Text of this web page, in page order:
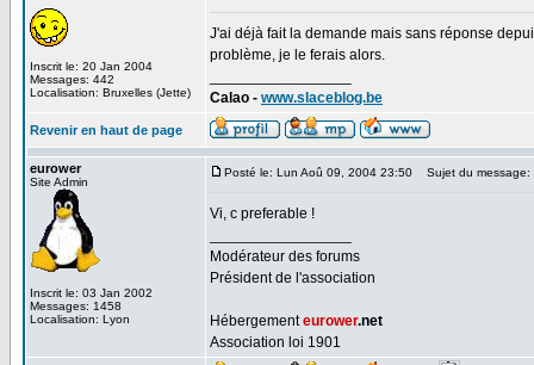
Inscrit le: 20 Jan 2004
Messages: 442
Localisation: Bruxelles (Jette)
J'ai déjà fait la demande mais sans réponse
problème, je le ferais alors.
Calao - www.slaceblog.be
Revenir en haut de page
eurower
Site Admin
Inscrit le: 03 Jan 2002
Messages: 1458
Localisation: Lyon
Posté le: Lun Aoû 09, 2004 23:50 Sujet du message:
Vi, c preferable !
Modérateur des forums
Président de l'association
Hébergementeurower.net
Association loi 1901